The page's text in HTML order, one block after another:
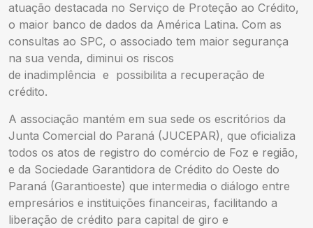
atuação destacada no Serviço de Proteção ao Crédito,
o maior banco de dados da América Latina. Com as
consultas ao SPC, o associado tem maior segurança
na sua venda, diminui os riscos
de inadimplência e possibilita a recuperação de
crédito.
A associação mantém em sua sede os escritórios da
Junta Comercial do Paraná (JUCEPAR), que oficializa
todos os atos de registro do comércio de Foz e região,
e da Sociedade Garantidora de Crédito do Oeste do
Paraná (Garantioeste) que intermedia o diálogo entre
empresários e instituições financeiras, facilitando a
liberação de crédito para capital de giro e